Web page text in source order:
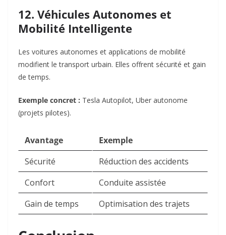
12. Véhicules Autonomes et
Mobilité Intelligente
Les voitures autonomes et applications de mobilité
modifient le transport urbain. Elles offrent sécurité et gain
de temps.
Exemple concret : Tesla Autopilot, Uber autonome
(projets pilotes).
Avantage
Exemple
Sécurité
Réduction des accidents
Confort
Conduite assistée
Gain de temps
Optimisation des trajets